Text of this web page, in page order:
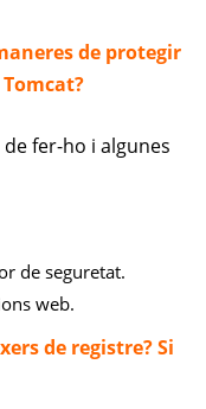
de protegir
fer-ho i algunes
de seguretat.
web.
de registre? Si